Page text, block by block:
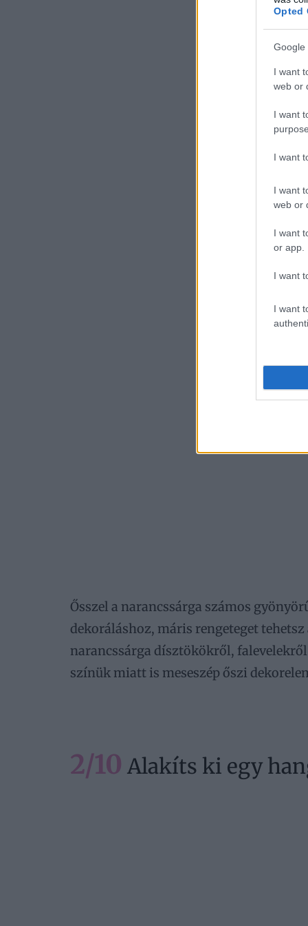
Opted
Google
I want
web or
I want
I want
I want
web or
I want
or app.
I want
I want
Ősszel a narancssárga számos
dekoráláshoz, máris rengeteget
narancssárga dísztökökről,
színük miatt is meseszép őszi
2/10 Alakíts ki egy